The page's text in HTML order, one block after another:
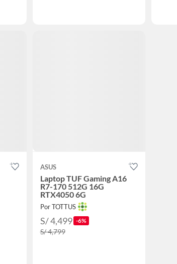
ASUS
Laptop TUF Gaming A16
R7-170 512G 16G
RTX4050 6G
Por TOTTUS
S/ 4,499 -6%
S/ 4,799